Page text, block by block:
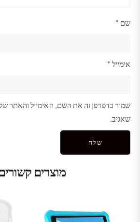
שם *
אימייל *
שמור בדפדפן זה את השם, האימייל והאתר
שאגיב.
מוצרים